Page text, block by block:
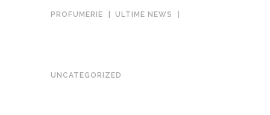
PROFUMERIE ULTIME NEWS
UNCATEGORIZED